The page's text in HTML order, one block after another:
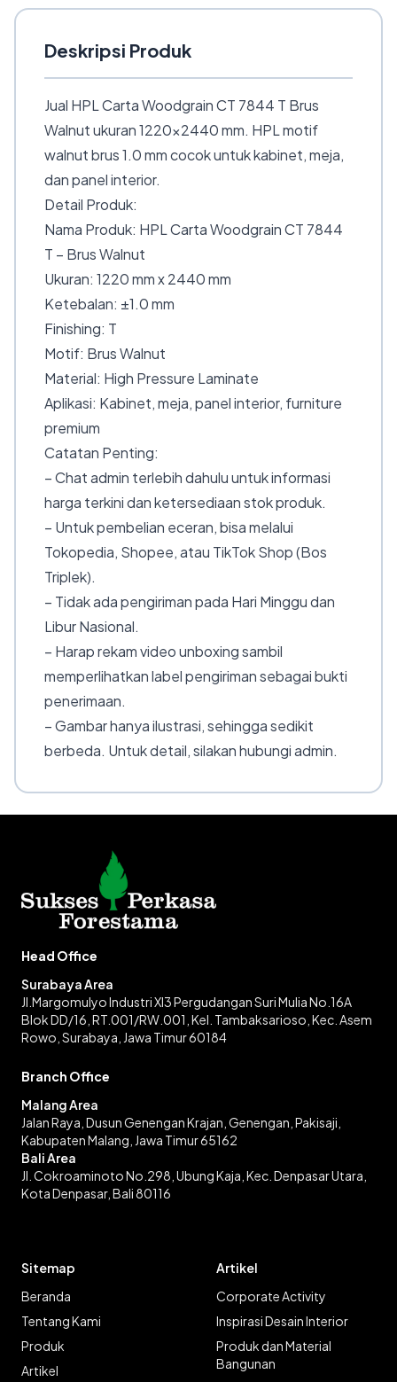
Deskripsi Produk
Jual HPL Carta Woodgrain CT 7844 T Brus
Walnut ukuran 1220×2440 mm. HPL motif
walnut brus 1.0 mm cocok untuk kabinet, meja,
dan panel interior.
Detail Produk:
Nama Produk: HPL Carta Woodgrain CT 7844
T – Brus Walnut
Ukuran: 1220 mm x 2440 mm
Ketebalan: ±1.0 mm
Finishing: T
Motif: Brus Walnut
Material: High Pressure Laminate
Aplikasi: Kabinet, meja, panel interior, furniture
premium
Catatan Penting:
– Chat admin terlebih dahulu untuk informasi
harga terkini dan ketersediaan stok produk.
– Untuk pembelian eceran, bisa melalui
Tokopedia, Shopee, atau TikTok Shop (Bos
Triplek).
– Tidak ada pengiriman pada Hari Minggu dan
Libur Nasional.
– Harap rekam video unboxing sambil
memperlihatkan label pengiriman sebagai bukti
penerimaan.
– Gambar hanya ilustrasi, sehingga sedikit
berbeda. Untuk detail, silakan hubungi admin.
Head Office
Surabaya Area
Jl.Margomulyo Industri XI3 Pergudangan Suri Mulia No.16A
Blok DD/16, RT.001/RW.001, Kel. Tambaksarioso, Kec. Asem
Rowo, Surabaya, Jawa Timur 60184
Branch Office
Malang Area
Jalan Raya, Dusun Genengan Krajan, Genengan, Pakisaji,
Kabupaten Malang, Jawa Timur 65162
Bali Area
Jl. Cokroaminoto No.298, Ubung Kaja, Kec. Denpasar Utara,
Kota Denpasar, Bali 80116
Sitemap
Beranda
Tentang Kami
Produk
Artikel
Artikel
Corporate Activity
Inspirasi Desain Interior
Produk dan Material
Bangunan